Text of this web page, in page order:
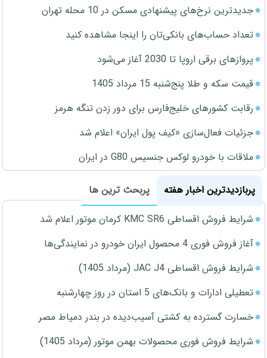
جدیدترین نرخ‌های پیشنهادی مسکن در 10 محله تهران
تعداد حساب‌های بانکی‌تان را اینجا مشاهده کنید
پروازهای برقی اروپا تا 2030 آغاز می‌شود
قیمت سکه و طلا پنج‌شنبه 15 مرداد 1405
رقابت کشورهای خلیج‌فارس برای دور زدن تنگه هرمز
جزئیات فعال‌سازی «کیف پول ایران» اعلام شد
ملاقات با خودرو لوکس جنسیس G80 در ایران
پربازدیدترین اخبار هفته
پربحث ترین ها
شرایط فروش اقساطی KMC SR6 کرمان موتور اعلام شد
آغاز فروش فوری 4 محصول ایران خودرو در نمایندگی‌ها
شرایط فروش اقساطی JAC J4 (مرداد 1405)
تعطیلی ادارات و بانک‌های 5 استان در روز چهارشنبه
خسارت گسترده به کشتی آسیب‌دیده در بندر دمیاط مصر
شرایط فروش فوری محصولات بهمن موتور (مرداد 1405)